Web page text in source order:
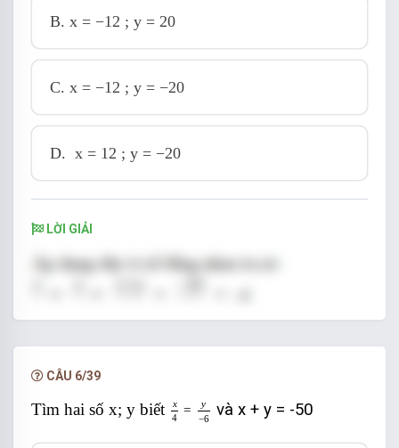
B. x = −12 ; y = 20
C. x = −12 ; y = −20
D. x = 12 ; y = −20
LỜI GIẢI
CÂU 6/39
Tìm hai số x; y biết
x
4
=
y
−6
x y và x + y = -50